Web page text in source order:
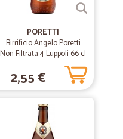
PORETTI
Birrificio Angelo Poretti
Non Filtrata 4 Luppoli 66 cl
2,55 €